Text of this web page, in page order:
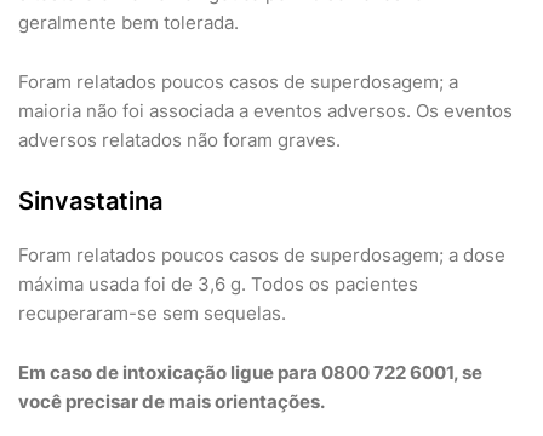
geralmente bem tolerada.
Foram relatados poucos casos de superdosagem; a
maioria não foi associada a eventos adversos. Os eventos
adversos relatados não foram graves.
Sinvastatina
Foram relatados poucos casos de superdosagem; a dose
máxima usada foi de 3,6 g. Todos os pacientes
recuperaram-se sem sequelas.
Em caso de intoxicação ligue para 0800 722 6001, se
você precisar de mais orientações.